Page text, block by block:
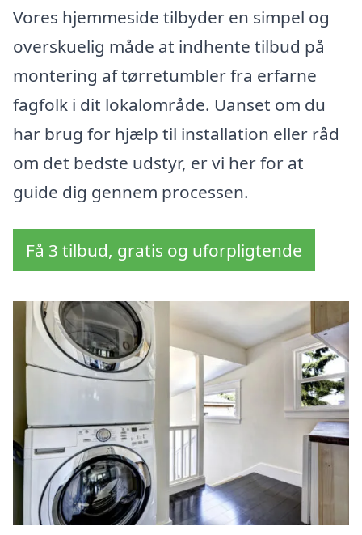
Vores hjemmeside tilbyder en simpel og
overskuelig måde at indhente tilbud på
montering af tørretumbler fra erfarne
fagfolk i dit lokalområde. Uanset om du
har brug for hjælp til installation eller råd
om det bedste udstyr, er vi her for at
guide dig gennem processen.
Få 3 tilbud, gratis og uforpligtende